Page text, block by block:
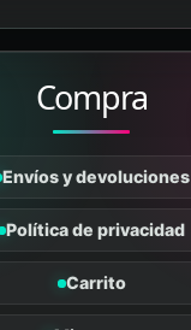
Compra
Envíos y devoluciones
Política de privacidad
Carrito